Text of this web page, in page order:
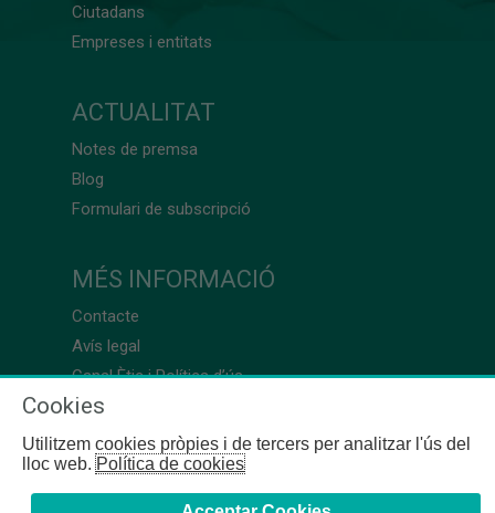
Ciutadans
Empreses i entitats
ACTUALITAT
Notes de premsa
Blog
Formulari de subscripció
MÉS INFORMACIÓ
Contacte
Avís legal
Canal Ètic i Política d’ús
Cookies
Utilitzem cookies pròpies i de tercers per analitzar l'ús del
lloc web.Política de cookies